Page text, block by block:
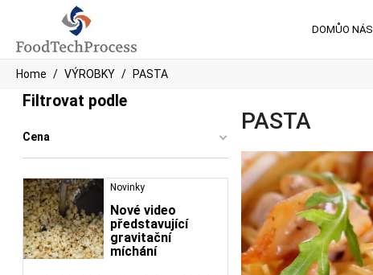
DOMŮO NÁS
Home VÝROBKY PASTA
Filtrovat podle
Cena
Novinky
Nové video
představující
gravitační
míchání
PASTA